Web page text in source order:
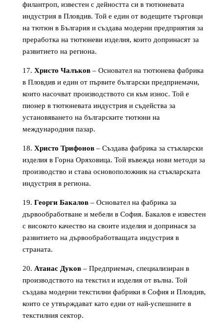
филантроп, известен с дейността си в тютюневата
индустрия в Пловдив. Той е един от водещите търговци
на тютюн в България и създава модерни предприятия за
преработка на тютюневи изделия, които допринасят за
развитието на региона.
Христо Чалъков – Основател на тютюнева фабрика
в Пловдив и един от първите български предприемачи,
които насочват производството си към износ. Той е
пионер в тютюневата индустрия и съдейства за
установяването на българските тютюни на
международния пазар.
Христо Трифонов – Създава фабрика за стъкларски
изделия в Горна Оряховица. Той въвежда нови методи за
производство и става основоположник на стъкларската
индустрия в региона.
Георги Бакалов – Основател на фабрика за
дървообработване и мебели в София. Бакалов е известен
с високото качество на своите изделия и допринася за
развитието на дървообработващата индустрия в
страната.
Атанас Дуков – Предприемач, специализиран в
производството на текстил и изделия от вълна. Той
създава модерни текстилни фабрики в София и Пловдив,
които се утвърждават като едни от най-успешните в
текстилния сектор.